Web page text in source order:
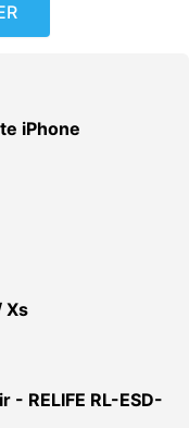
iPhone
Xs
RELIFE RL-ESD-